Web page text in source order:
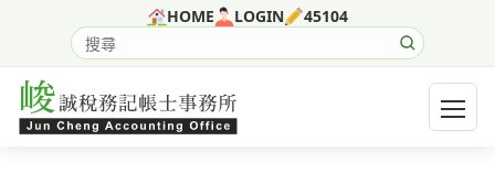
HOME LOGIN 45104
搜尋網站內容
開啟